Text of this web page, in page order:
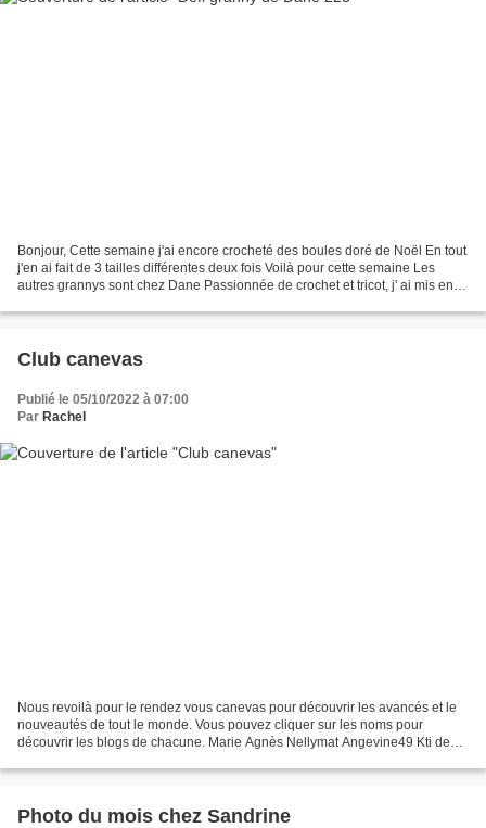
Bonjour, Cette semaine j'ai encore crocheté des boules doré de Noël En tout
j'en ai fait de 3 tailles différentes deux fois Voilà pour cette semaine Les
autres grannys sont chez Dane Passionnée de crochet et tricot, j' ai mis en
Club canevas
Publié le 05/10/2022 à 07:00
Par Rachel
Nous revoilà pour le rendez vous canevas pour découvrir les avancés et le
nouveautés de tout le monde. Vous pouvez cliquer sur les noms pour
découvrir les blogs de chacune. Marie Agnès Nellymat Angevine49 Kti de
Photo du mois chez Sandrine